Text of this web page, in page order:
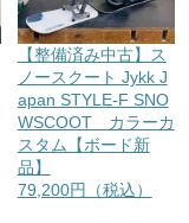
【整備済み中古】ス
ノースクート Jykk J
apan STYLE-F SNO
WSCOOT カラーカ
スタム【ボード新
品】
79,200円（税込）